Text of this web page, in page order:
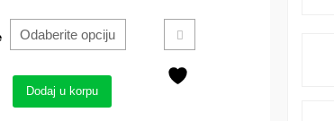
Dodaj u korpu